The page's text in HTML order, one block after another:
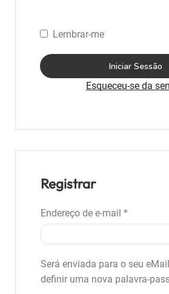
Lembrar-me
Iniciar Sessão
Esqueceu-se da
Registrar
Endereço de e-mail*
Será enviada para o seu
definir uma nova palavra-